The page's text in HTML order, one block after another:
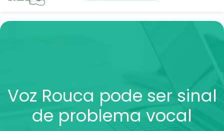
Voz Rouca pode ser sinal
de problema vocal